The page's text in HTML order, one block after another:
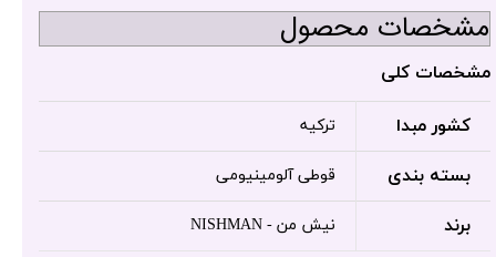
مشخصات محصول
مشخصات کلی
کشور مبدا ترکیه
بسته بندی قوطی آلومینیومی
برند نیش من - NISHMAN